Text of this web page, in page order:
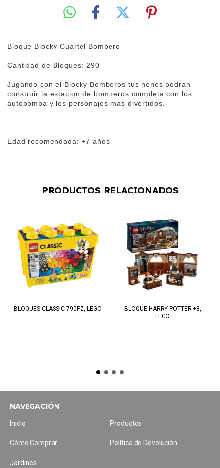
Bloque Blocky Cuartel Bombero
Cantidad de Bloques: 290
Jugando con el Blocky Bomberos tus nenes podran
construir la estacion de bomberos completa con los
autobomba y los personajes mas divertidos.
Edad recomendada: +7 años
PRODUCTOS RELACIONADOS
BLOQUES CLASSIC 790PZ, LEGO
BLOQUE HARRY POTTER +8,
LEGO
NAVEGACIÓN
Inicio Productos
Cómo Comprar Política de Devolución
Jardines